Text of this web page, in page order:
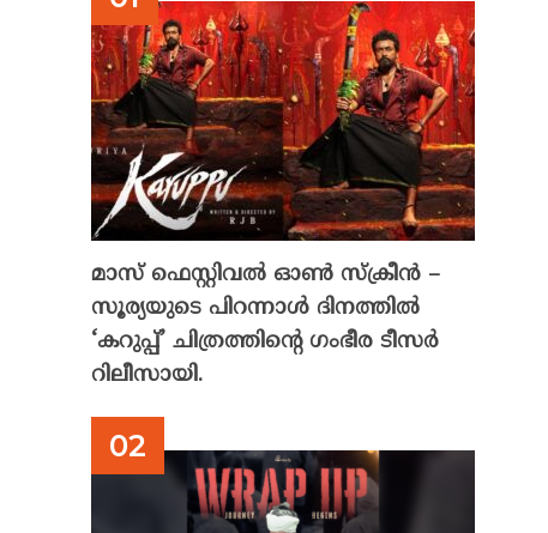
മാസ് ഫെസ്റ്റിവൽ ഓൺ സ്‌ക്രീൻ –
സൂര്യയുടെ പിറന്നാൾ ദിനത്തിൽ
‘കറുപ്പ്’ ചിത്രത്തിന്റെ ഗംഭീര ടീസർ
റിലീസായി.